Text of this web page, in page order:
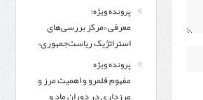
پرونده ویژه؛
معرفی «مرکز بررسی‌های
استراتژیک ریاست‌جمهوری»
پرونده ویژه
مفهوم قلمرو و اهمیت مرز و